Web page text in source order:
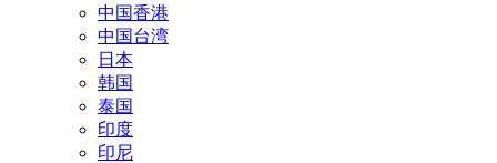
中国香港
中国台湾
日本
韩国
泰国
印度
印尼